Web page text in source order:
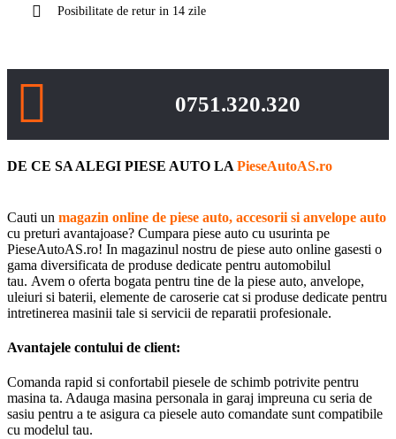
Posibilitate de retur in 14 zile
0751.320.320
DE CE SA ALEGI PIESE AUTO LAPieseAutoAS.ro
Cauti un magazin online de piese auto, accesorii si anvelope auto
cu preturi avantajoase? Cumpara piese auto cu usurinta pe
PieseAutoAS.ro! In magazinul nostru de piese auto online gasesti o
gama diversificata de produse dedicate pentru automobilul
tau. Avem o oferta bogata pentru tine de la piese auto, anvelope,
uleiuri si baterii, elemente de caroserie cat si produse dedicate pentru
intretinerea masinii tale si servicii de reparatii profesionale.
Avantajele contului de client:
Comanda rapid si confortabil piesele de schimb potrivite pentru
masina ta. Adauga masina personala in garaj impreuna cu seria de
sasiu pentru a te asigura ca piesele auto comandate sunt compatibile
cu modelul tau.